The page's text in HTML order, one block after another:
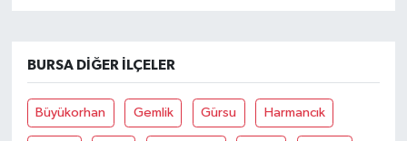
BURSA DIĞER İLÇELER
Büyükorhan Gemlik Gürsu Harmancık